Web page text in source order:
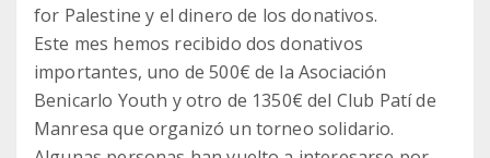
for Palestine y el dinero de los donativos.
Este mes hemos recibido dos donativos
importantes, uno de 500€ de la Asociación
Benicarlo Youth y otro de 1350€ del Club Patí de
Manresa que organizó un torneo solidario.